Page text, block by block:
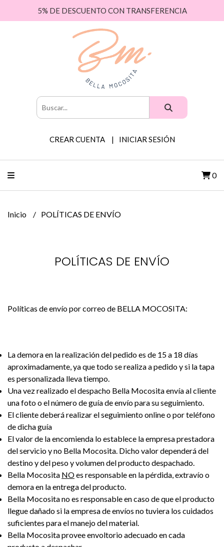
5% DE DESCUENTO CON TRANSFERENCIA
CREAR CUENTA INICIAR SESIÓN
0
Inicio POLÍTICAS DE ENVÍO
POLÍTICAS DE ENVÍO
Políticas de envío por correo de BELLA MOCOSITA:
La demora en la realización del pedido es de 15 a 18 días
aproximadamente, ya que todo se realiza a pedido y si la tapa
es personalizada lleva tiempo.
Una vez realizado el despacho Bella Mocosita envía al cliente
una foto o el número de guía de envío para su seguimiento.
El cliente deberá realizar el seguimiento online o por teléfono
de dicha guía
El valor de la encomienda lo establece la empresa prestadora
del servicio y no Bella Mocosita. Dicho valor dependerá del
destino y del peso y volumen del producto despachado.
Bella Mocosita NOes responsable en la pérdida, extravío o
demora en la entrega del producto.
Bella Mocosita no es responsable en caso de que el producto
llegue dañado si la empresa de envíos no tuviera los cuidados
suficientes para el manejo del material.
Bella Mocosita provee envoltorio adecuado en cada